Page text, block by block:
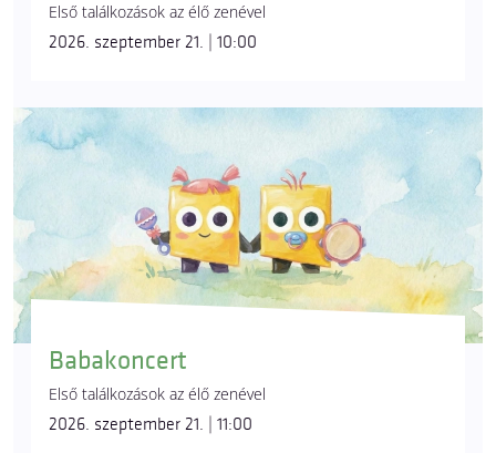
Első találkozások az élő zenével
2026. szeptember 21. | 10:00
Babakoncert
Első találkozások az élő zenével
2026. szeptember 21. | 11:00